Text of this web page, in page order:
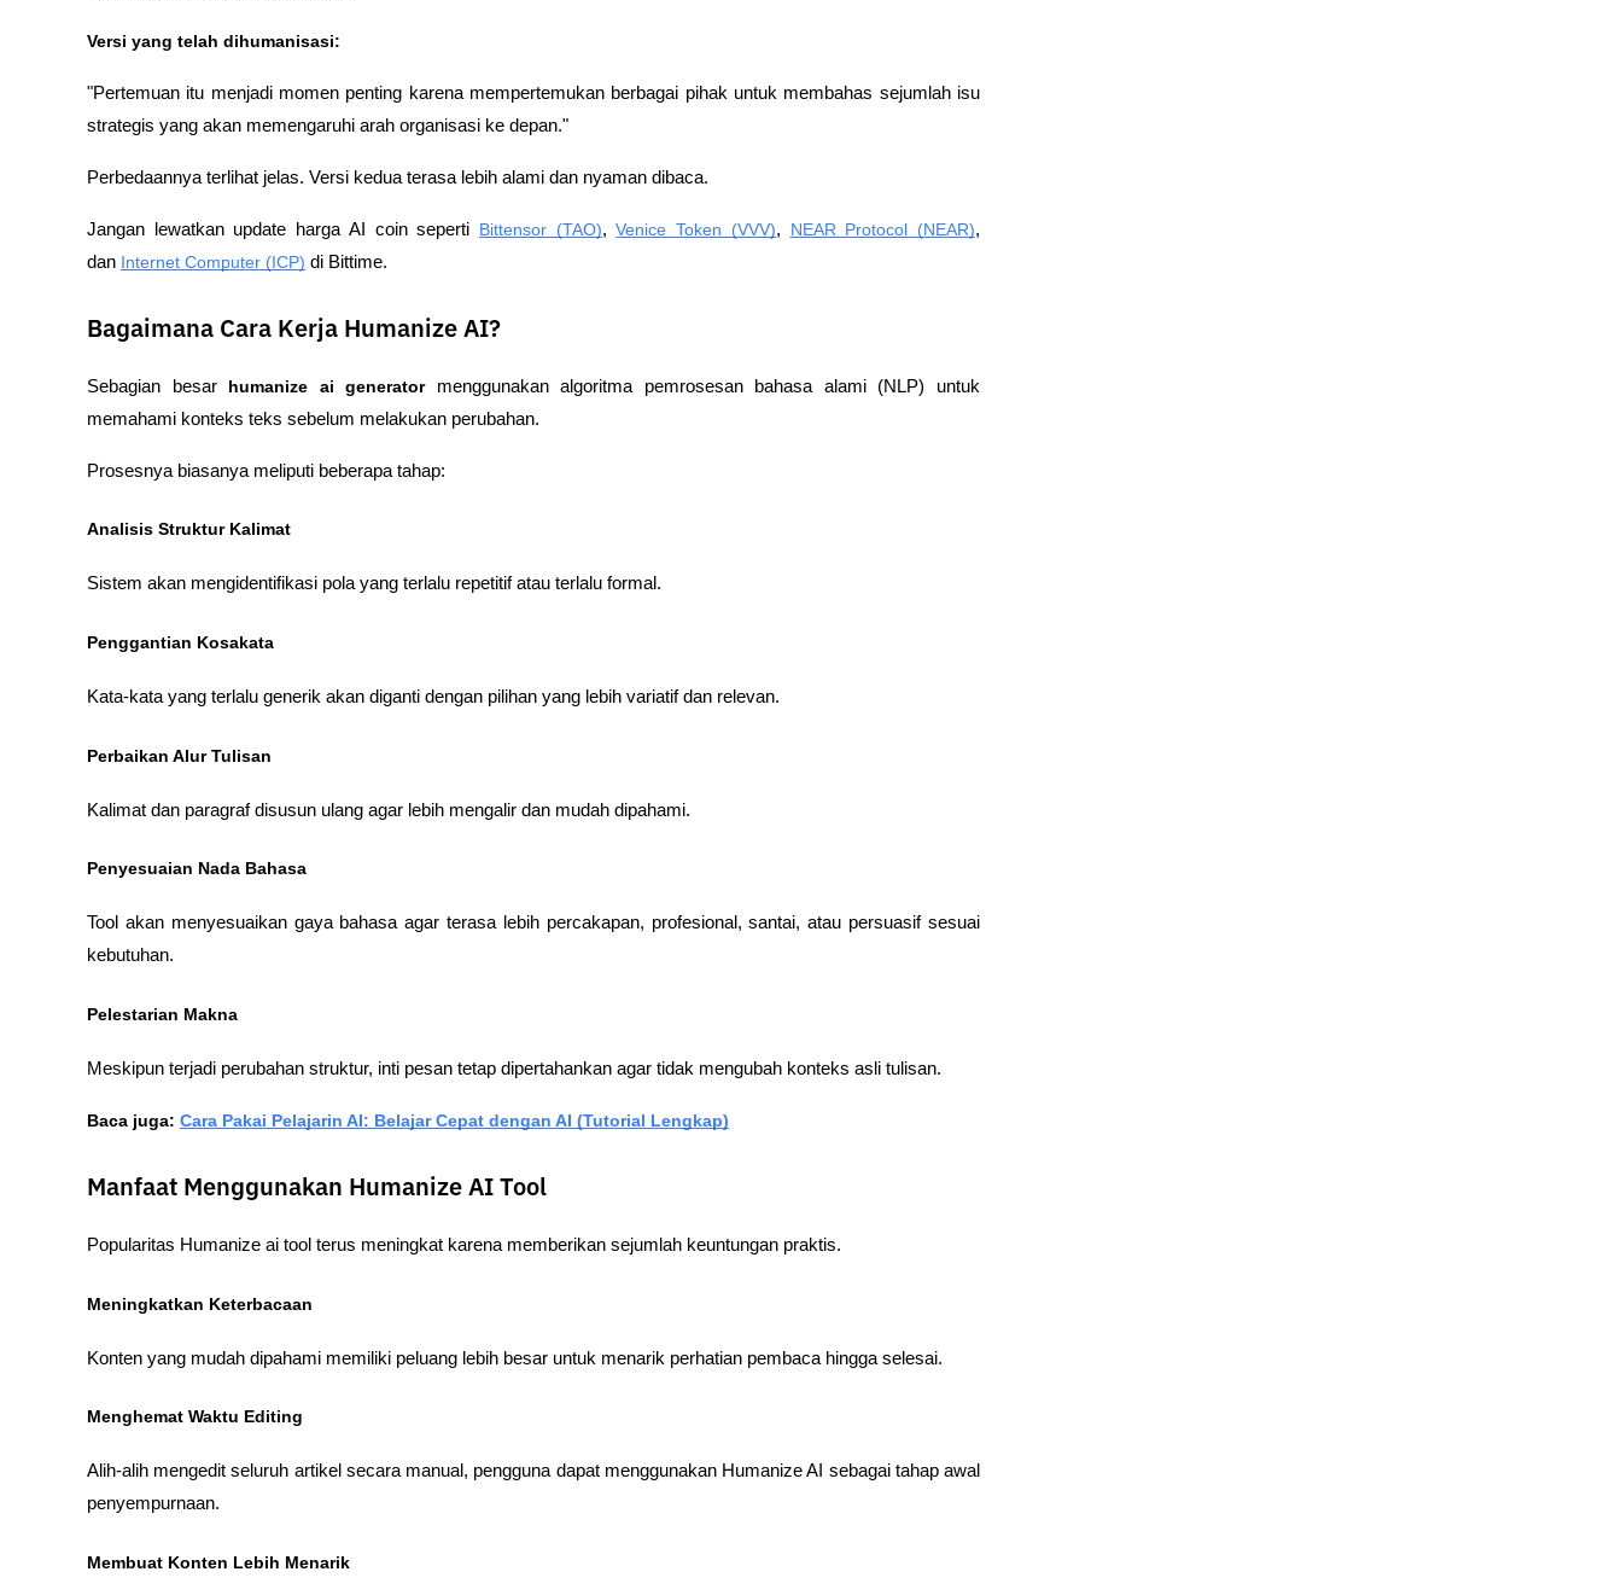
Versi yang telah dihumanisasi:
"Pertemuan itu menjadi momen penting karena mempertemukan berbagai pihak untuk membahas sejumlah isu
strategis yang akan memengaruhi arah organisasi ke depan."
Perbedaannya terlihat jelas. Versi kedua terasa lebih alami dan nyaman dibaca.
Jangan lewatkan update harga AI coin seperti Bittensor (TAO), Venice Token (VVV), NEAR Protocol (NEAR),
dan Internet Computer (ICP) di Bittime.
Bagaimana Cara Kerja Humanize AI?
Sebagian besar humanize ai generator menggunakan algoritma pemrosesan bahasa alami (NLP) untuk
memahami konteks teks sebelum melakukan perubahan.
Prosesnya biasanya meliputi beberapa tahap:
Analisis Struktur Kalimat
Sistem akan mengidentifikasi pola yang terlalu repetitif atau terlalu formal.
Penggantian Kosakata
Kata-kata yang terlalu generik akan diganti dengan pilihan yang lebih variatif dan relevan.
Perbaikan Alur Tulisan
Kalimat dan paragraf disusun ulang agar lebih mengalir dan mudah dipahami.
Penyesuaian Nada Bahasa
Tool akan menyesuaikan gaya bahasa agar terasa lebih percakapan, profesional, santai, atau persuasif sesuai
kebutuhan.
Pelestarian Makna
Meskipun terjadi perubahan struktur, inti pesan tetap dipertahankan agar tidak mengubah konteks asli tulisan.
Baca juga: Cara Pakai Pelajarin AI: Belajar Cepat dengan AI (Tutorial Lengkap)
Manfaat Menggunakan Humanize AI Tool
Popularitas Humanize ai tool terus meningkat karena memberikan sejumlah keuntungan praktis.
Meningkatkan Keterbacaan
Konten yang mudah dipahami memiliki peluang lebih besar untuk menarik perhatian pembaca hingga selesai.
Menghemat Waktu Editing
Alih-alih mengedit seluruh artikel secara manual, pengguna dapat menggunakan Humanize AI sebagai tahap awal
penyempurnaan.
Membuat Konten Lebih Menarik